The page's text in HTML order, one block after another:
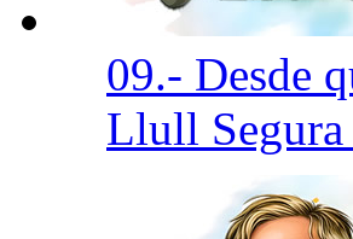
09.- Desde
Llull Segura